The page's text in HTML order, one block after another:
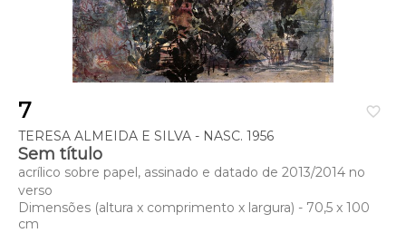
favorite_border
7
TERESA ALMEIDA E SILVA - NASC. 1956
Sem título
acrílico sobre papel, assinado e datado de 2013/2014 no
verso
Dimensões (altura x comprimento x largura) - 70,5 x 100
cm